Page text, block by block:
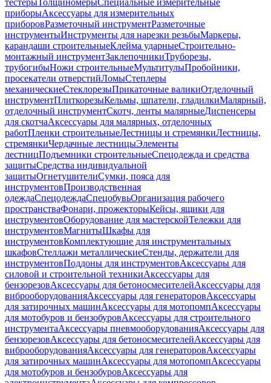
тестерыТолщиномерыСпециальные измерительные
приборыАксессуары для измерительных
приборовРазметочный инструментРазметочные
инструментыИнструменты для нарезки резьбыМаркеры,
карандаши строительныеКлейма ударныеСтроительно-
монтажный инструментЗаклепочникиТруборезы,
трубогибыНожи строительныеМультитулыПробойники,
просекатели отверстийЛомыСтеплеры
механическиеСтеклорезыПрикаточные валикиОтделочный
инструментПлиткорезыКельмы, шпатели, гладилкиМалярный,
отделочный инструментСкотч, ленты малярныеДиспенсеры
для скотчаАксессуары для малярных, отделочных
работПленки строительныеЛестницы и стремянкиЛестницы,
стремянкиЧердачные лестницыЭлементы
лестницПодъемники строительныеСпецодежда и средства
защитыСредства индивидуальной
защитыОгнетушителиСумки, пояса для
инструментовПроизводственная
одеждаСпецодеждаСпецобувьОрганизация рабочего
пространстваФонари, прожекторыКейсы, ящики для
инструментовОборудование для мастерскойТележки для
инструментовМагнитыШкафы для
инструментовКомплектующие для инструментальных
шкафовСтеллажи металлическиеСтенды, держатели для
инструментовПоддоны для инструментовАксессуары для
силовой и строительной техникиАксессуары для
бензорезовАксессуары для бетоносмесителейАксессуары для
виброоборудованияАксессуары для генераторовАксессуары
для затирочных машинАксессуары для мотопомпАксессуары
для мотобуров и бензобуровАксессуары для строительного
инструментаАксессуары пневмооборудованияАксессуары для
бензорезовАксессуары для бетоносмесителейАксессуары для
виброоборудованияАксессуары для генераторовАксессуары
для затирочных машинАксессуары для мотопомпАксессуары
для мотобуров и бензобуровАксессуары для